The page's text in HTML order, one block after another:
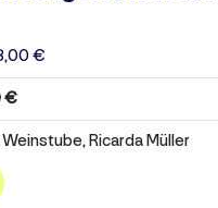
€
€
Ricarda Müller